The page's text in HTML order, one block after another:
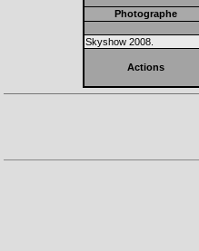
Photographe
Skyshow 2008.
Actions